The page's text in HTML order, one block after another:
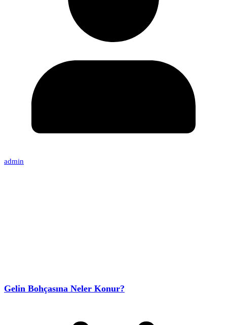
admin
Gelin Bohçasına Neler Konur?